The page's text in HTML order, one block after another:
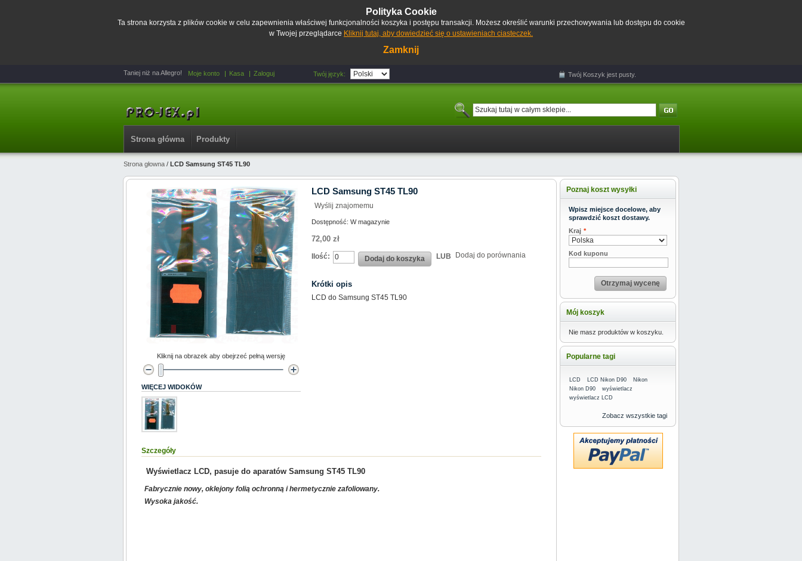
Polityka Cookie
Ta strona korzysta z plików cookie w celu zapewnienia właściwej funkcjonalności koszyka i postępu transakcji. Możesz określić warunki przechowywania lub dostępu do cookie
w Twojej przeglądarce Kliknij tutaj, aby dowiedzieć się o ustawieniach ciasteczek.
Zamknij
Taniej niż na Allegro! Moje konto Kasa Zaloguj Twój Koszyk jest pusty.
Twój język:
Strona główna Produkty
Strona głowna / LCD Samsung ST45 TL90
LCD Samsung ST45 TL90
Wyślij znajomemu
Dostępność: W magazynie
72,00 zł
Ilość: Dodaj do koszyka LUB Dodaj do porównania
Krótki opis
LCD do Samsung ST45 TL90
Kliknij na obrazek aby obejrzeć pełną wersję
WIĘCEJ WIDOKÓW
Szczegóły
Wyświetlacz LCD, pasuje do aparatów Samsung ST45 TL90
Fabrycznie nowy, oklejony folią ochronną i hermetycznie zafoliowany.
Wysoka jakość.
Poznaj koszt wysyłki
Wpisz miejsce docelowe, aby
sprawdzić koszt dostawy.
*
Kraj
Kod kuponu
Otrzymaj wycenę
Mój koszyk
Nie masz produktów w koszyku.
Popularne tagi
LCD LCD Nikon D90
Nikon
Nikon D90
wyświetlacz
wyświetlacz LCD
Zobacz wszystkie tagi